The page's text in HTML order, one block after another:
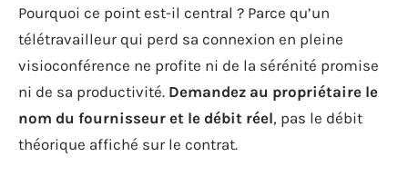
Pourquoi ce point est-il central ? Parce qu’un
télétravailleur qui perd sa connexion en pleine
visioconférence ne profite ni de la sérénité promise
ni de sa productivité. Demandez au propriétaire le
nom du fournisseur et le débit réel, pas le débit
théorique affiché sur le contrat.